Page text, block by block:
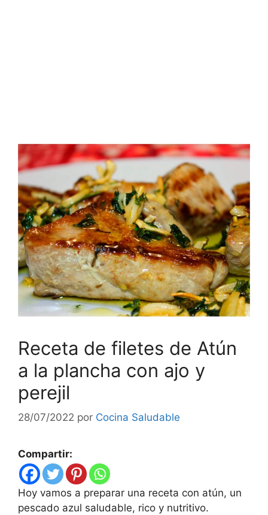
Receta de filetes de Atún
a la plancha con ajo y
perejil
28/07/2022 por Cocina Saludable
Compartir:
Hoy vamos a preparar una receta con atún, un
pescado azul saludable, rico y nutritivo.